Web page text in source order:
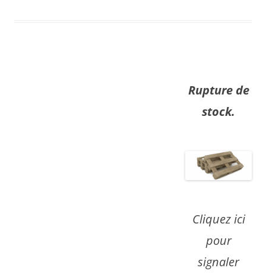
Rupture de
stock.
Cliquez ici
pour
signaler